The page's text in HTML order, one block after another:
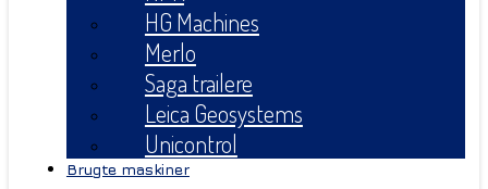
HG Machines
Merlo
Saga trailere
Leica Geosystems
Unicontrol
Brugte maskiner